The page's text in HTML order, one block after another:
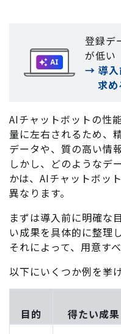
登録デ
が低い
→ 導入
求
AIチャットボットの性
量に左右されるため、
データや、質の高い情
しかし、どのようなデ
かは、AIチャットボッ
異なります。
まずは導入前に明確な
い成果を具体的に整理
それによって、用意す
以下にいくつか例を挙げ
目的 得たい成果